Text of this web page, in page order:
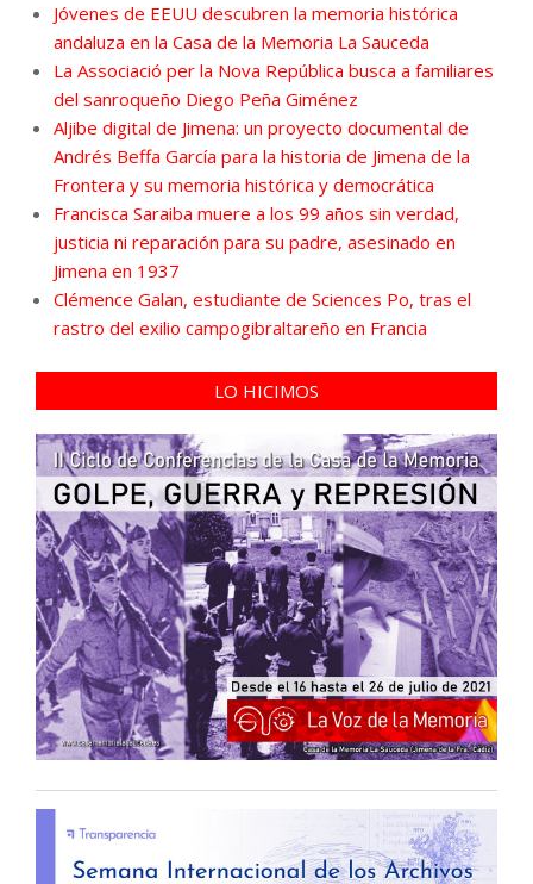
Jóvenes de EEUU descubren la memoria histórica
andaluza en la Casa de la Memoria La Sauceda
La Associació per la Nova República busca a familiares
del sanroqueño Diego Peña Giménez
Aljibe digital de Jimena: un proyecto documental de
Andrés Beffa García para la historia de Jimena de la
Frontera y su memoria histórica y democrática
Francisca Saraiba muere a los 99 años sin verdad,
justicia ni reparación para su padre, asesinado en
Jimena en 1937
Clémence Galan, estudiante de Sciences Po, tras el
rastro del exilio campogibraltareño en Francia
LO HICIMOS